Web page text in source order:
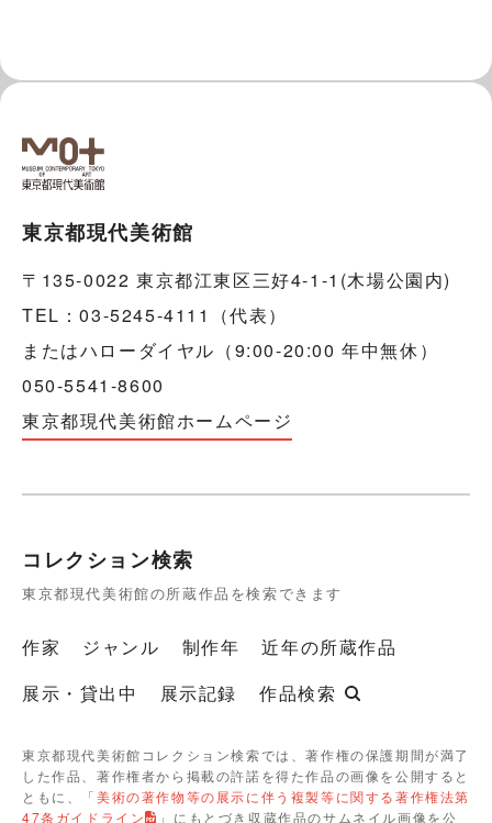
東京都現代美術館
〒135-0022 東京都江東区三好4-1-1(木場公園内)
TEL：03-5245-4111（代表）
またはハローダイヤル（9:00-20:00 年中無休）
050-5541-8600
東京都現代美術館ホームページ
コレクション検索
東京都現代美術館の所蔵作品を検索できます
作家 ジャンル 制作年
近年の所蔵作品
展示・貸出中
展示記録 作品検索
東京都現代美術館コレクション検索では、著作権の保護期間が満了
した作品、著作権者から掲載の許諾を得た作品の画像を公開すると
ともに、「美術の著作物等の展示に伴う複製等に関する著作権法第
47条ガイドライン
」にもとづき収蔵作品のサムネイル画像を公